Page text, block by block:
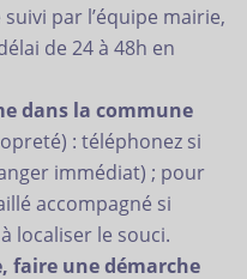
par l’équipe mairie,
de 24 à 48h en
dans la commune
: téléphonez si
immédiat) ; pour
accompagné si
localiser le souci.
faire une démarche